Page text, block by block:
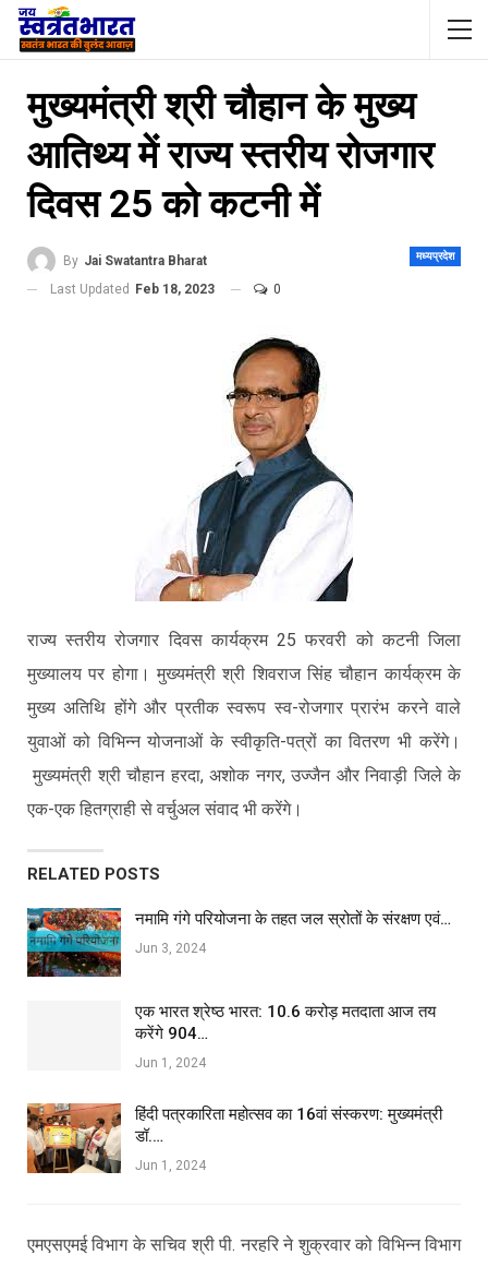
मुख्यमंत्री श्री चौहान के मुख्य
आतिथ्य में राज्य स्तरीय रोजगार
दिवस 25 को कटनी में
मध्यप्रदेश
By Jai Swatantra Bharat
Last Updated Feb 18, 2023 0
राज्य स्तरीय रोजगार दिवस कार्यक्रम 25 फरवरी को कटनी जिला
मुख्यालय पर होगा। मुख्यमंत्री श्री शिवराज सिंह चौहान कार्यक्रम के
मुख्य अतिथि होंगे और प्रतीक स्वरूप स्व-रोजगार प्रारंभ करने वाले
युवाओं को विभिन्न योजनाओं के स्वीकृति-पत्रों का वितरण भी करेंगे।
मुख्यमंत्री श्री चौहान हरदा, अशोक नगर, उज्जैन और निवाड़ी जिले के
एक-एक हितग्राही से वर्चुअल संवाद भी करेंगे।
RELATED POSTS
नमामि गंगे परियोजना के तहत जल स्रोतों के संरक्षण एवं…
Jun 3, 2024
एक भारत श्रेष्ठ भारत: 10.6 करोड़ मतदाता आज तय
करेंगे 904…
Jun 1, 2024
हिंदी पत्रकारिता महोत्सव का 16वां संस्करण: मुख्यमंत्री
डॉ.…
Jun 1, 2024
एमएसएमई विभाग के सचिव श्री पी. नरहरि ने शुक्रवार को विभिन्न विभाग